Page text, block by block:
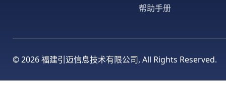
帮助手册
©2026 福建引迈信息技术有限公司, All Rights Reserved.